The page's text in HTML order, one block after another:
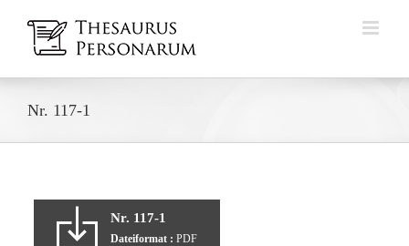
Inhalt
springen
Nr. 117-1
Nr. 117-1
Dateiformat : PDF